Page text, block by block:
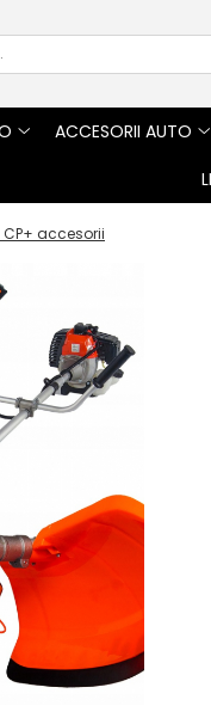
ACCESORII AUTO
accesorii